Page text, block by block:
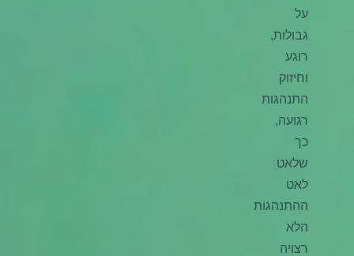
על
גבולות,
רוגע
וחיזוק
התנהגות
רגועה,
כך
שלאט
לאט
ההתנהגות
הלא
רצויה